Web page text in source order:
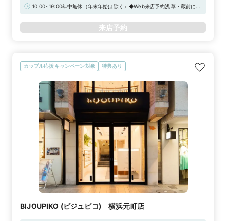
千代田線表参道駅 A2出口より徒歩2分 表参道ヒルズの真裏
10:00~19:00年中無休（年末年始は除く）◆Web来店予約浅草・蔵前にあ
来店予約
カップル応援キャンペーン対象 特典あり
BIJOUPIKO (ビジュピコ) 横浜元町店